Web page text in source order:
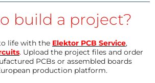
build a project?
life with the Elektor PCB Service,
. Upload the project files and order
PCBs or assembled boards
production platform.